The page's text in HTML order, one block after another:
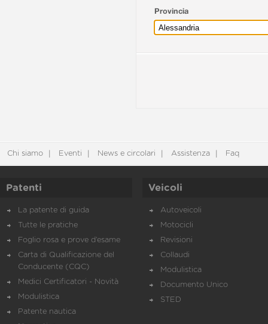
Provincia
Chi siamo Eventi News e circolari Assistenza Faq
Patenti
La patente di guida
Tutte le pratiche
Foglio rosa e prove d’esame
Carta di Qualificazione del
Conducente (CQC)
Medici Certificatori - Novità
Modulistica
Patente nautica
Veicoli
Autoveicoli
Motocicli
Revisioni
Collaudi
Modulistica
Documento Unico
STED